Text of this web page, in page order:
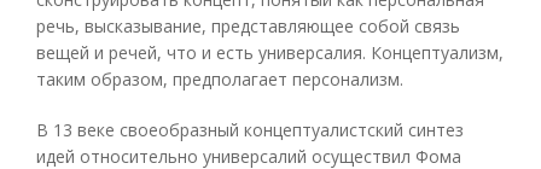
речь, высказывание, представляющее собой связь
вещей и речей, что и есть универсалия. Концептуализм,
таким образом, предполагает персонализм.
В 13 веке своеобразный концептуалистский синтез
идей относительно универсалий осуществил Фома